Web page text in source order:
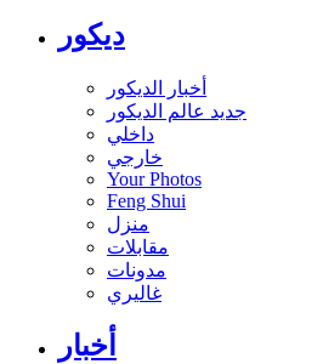
ديكور
أخبار الديكور
جديد عالم الديكور
داخلي
خارجي
Your Photos
Feng Shui
منزل
مقابلات
مدونات
غاليري
أخبار